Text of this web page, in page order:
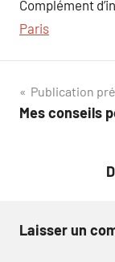
Complément
Paris
de
Publication
Mes conseils
Laisser un